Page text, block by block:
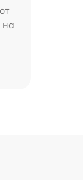
на